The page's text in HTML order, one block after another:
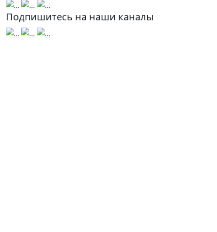
Подпишитесь на наши каналы